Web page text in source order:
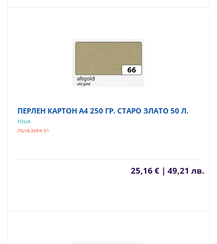
ПЕРЛЕН КАРТОН А4 250 ГР. СТАРО ЗЛАТО 50 Л.
FOLIA
ЛЪЧЕЗАРА 91
25,16 € | 49,21 лв.